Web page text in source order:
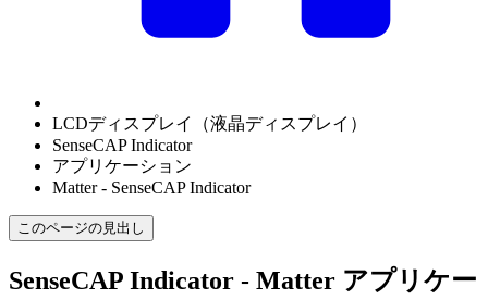
LCDディスプレイ（液晶ディスプレイ）
SenseCAP Indicator
アプリケーション
Matter - SenseCAP Indicator
このページの見出し
SenseCAP Indicator - Matter アプリケー